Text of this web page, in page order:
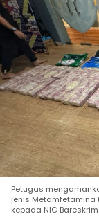
Petugas
jenis Metamfetamina
kepada NIC Bareskrim